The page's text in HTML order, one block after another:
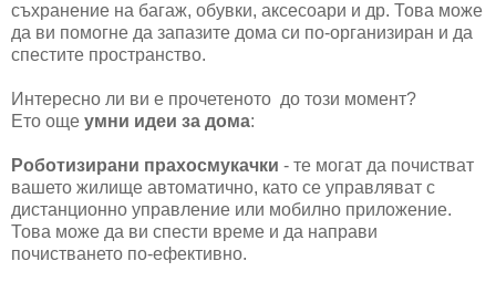
съхранение на багаж, обувки, аксесоари и др. Това може
да ви помогне да запазите дома си по-организиран и да
спестите пространство.
Интересно ли ви е прочетеното до този момент?
Ето още умни идеи за дома:
Роботизирани прахосмукачки - те могат да почистват
вашето жилище автоматично, като се управляват с
дистанционно управление или мобилно приложение.
Това може да ви спести време и да направи
почистването по-ефективно.